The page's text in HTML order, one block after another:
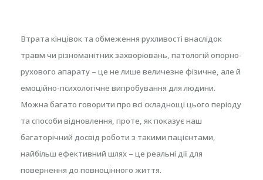
Втрата кінцівок та обмеження рухливості внаслідок
травм чи різноманітних захворювань, патологій опорно-
рухового апарату – це не лише величезне фізичне, але й
емоційно-психологічне випробування для людини.
Можна багато говорити про всі складнощі цього періоду
та способи відновлення, проте, як показує наш
багаторічний досвід роботи з такими пацієнтами,
найбільш ефективний шлях – це реальні дії для
повернення до повноцінного життя.